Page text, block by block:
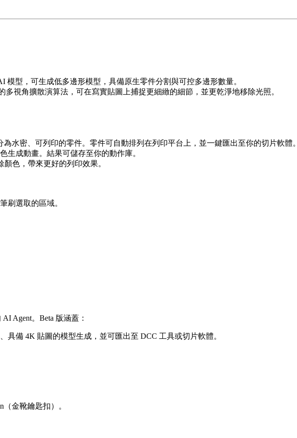
模型，可生成低多邊形模型，具備原生零件分割與可控多邊形數量。
多視角擴散演算法，可在寫實貼圖上捕捉更細緻的細節，並更乾淨地移除光照。
水密、可列印的零件。零件可自動排列在列印平台上，並一鍵匯出至你的切片軟體。
生成動畫。結果可儲存至你的動作庫。
色，帶來更好的列印效果。
刷選取的區域。
Agent。Beta 版涵蓋：
備 4K 貼圖的模型生成，並可匯出至 DCC 工具或切片軟體。
（金靴鑰匙扣）。